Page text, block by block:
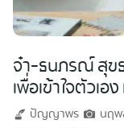
จ๋า-ธนภรณ์ สุข
เพื่อเข้าใจตัวเอ
ปัญญาพร
นฤ